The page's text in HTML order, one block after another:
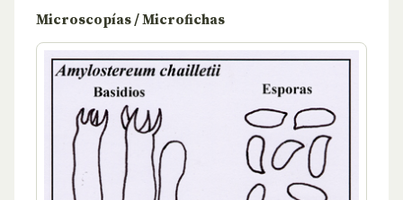
Microscopías / Microfichas